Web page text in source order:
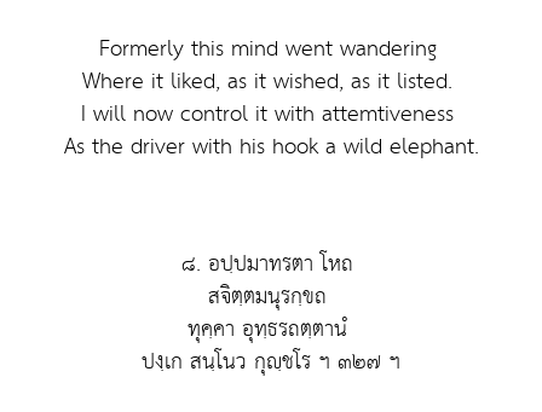
Formerly this mind went wandering
Where it liked, as it wished, as it listed.
I will now control it with attemtiveness
As the driver with his hook a wild elephant.
๘. อปฺปมาทรตา โหถ
สจิตฺตมนุรกฺขถ
ทุคฺคา อุทฺธรถตฺตานํ
ปงฺเก สนฺโนว กุญฺชโร ฯ ๓๒๗ ฯ